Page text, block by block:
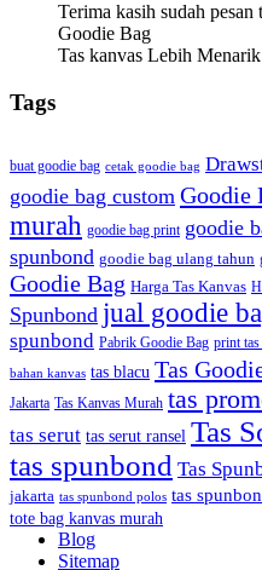
Terima kasih sudah pesan
Goodie Bag
Tas kanvas Lebih
Tags
buat goodie bag cetak goodie bag
goodie bag custom Goodie
murah goodie bag print goodie
spunbond goodie bag ulang tahun
Goodie Bag Harga Tas Kanvas
Spunbond jual goodie
spunbond Pabrik Goodie Bag print
bahan kanvas tas blacu Tas
Jakarta Tas Kanvas Murah tas
tas serut tas serut ransel Tas
tas spunbond Tas
jakarta tas spunbond polos tas
tote bag kanvas murah
Blog
Sitemap